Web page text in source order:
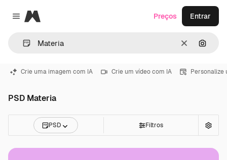
Close menu
Magnific
Limpar
Preços Entrar
Crie uma imagem com IA Crie um vídeo com IA Personalize
PSD Materia
PSD Filtros